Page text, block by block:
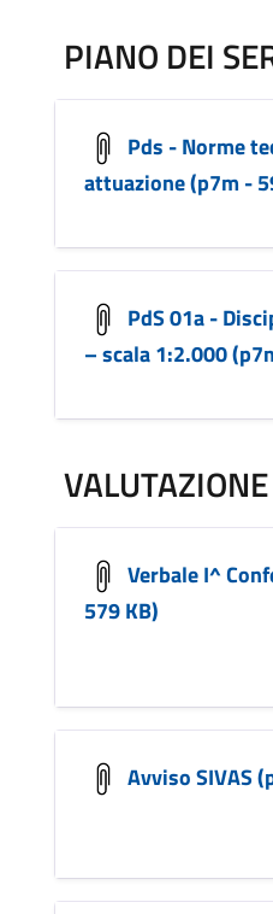
PIANO DEI
Pds - Norme
attuazione (p7m -
PdS 01a -
– scala 1:2.000
Verbale I^
579 KB)
Avviso SIVAS